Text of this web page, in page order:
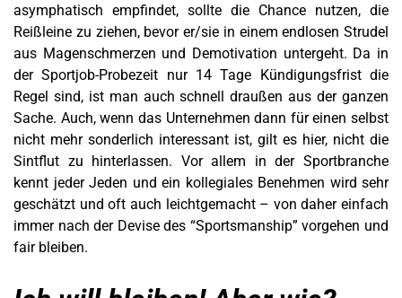
asymphatisch empfindet, sollte die Chance nutzen, die
Reißleine zu ziehen, bevor er/sie in einem endlosen Strudel
aus Magenschmerzen und Demotivation untergeht. Da in
der Sportjob-Probezeit nur 14 Tage Kündigungsfrist die
Regel sind, ist man auch schnell draußen aus der ganzen
Sache. Auch, wenn das Unternehmen dann für einen selbst
nicht mehr sonderlich interessant ist, gilt es hier, nicht die
Sintflut zu hinterlassen. Vor allem in der Sportbranche
kennt jeder Jeden und ein kollegiales Benehmen wird sehr
geschätzt und oft auch leichtgemacht – von daher einfach
immer nach der Devise des “Sportsmanship” vorgehen und
fair bleiben.